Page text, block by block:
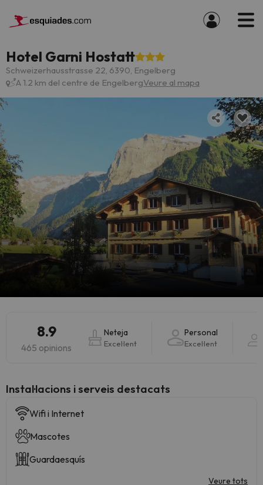
Hotel Garni Hostatt
Schweizerhausstrasse 22, 6390, Engelberg
A 1.2 km del centre de EngelbergVeure al mapa
8.9
465 opinions
Neteja
Excel·lent
Personal
Excel·lent
Instal·lacions i serveis destacats
Wifi i Internet
Mascotes
Guardaesquís
Veure tots